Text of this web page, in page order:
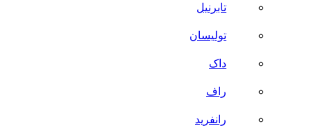
تابرنیل
تولیسان
داک
راف
رانفرید